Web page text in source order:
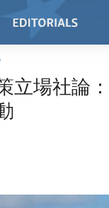
立場社論